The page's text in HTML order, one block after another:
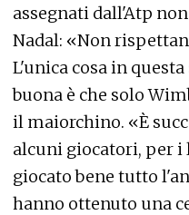
assegnati dall'Atp
Nadal: «Non
L'unica cosa in
buona è che solo
il maiorchino. «È
alcuni giocatori, per
giocato bene tutto
hanno ottenuto una